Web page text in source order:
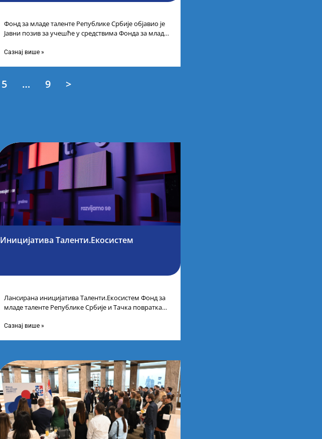
Фонд за младе таленте Републике Србије објавио је
Јавни позив за учешће у средствима Фонда за младе
Сазнај више »
5 … 9 >
Иницијатива Таленти.Екосистем
Лансирана иницијатива Таленти.Екосистем Фонд за
младе таленте Републике Србије и Тачка повратка
догађају су се
Сазнај више »